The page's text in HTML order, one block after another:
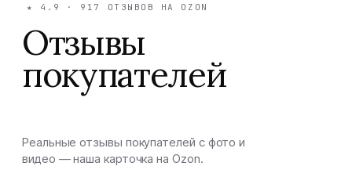
★ 4.9 · 917 ОТЗЫВОВ НА OZON
Отзывы
покупателей
Реальные отзывы покупателей с фото и
видео — наша карточка на Ozon.